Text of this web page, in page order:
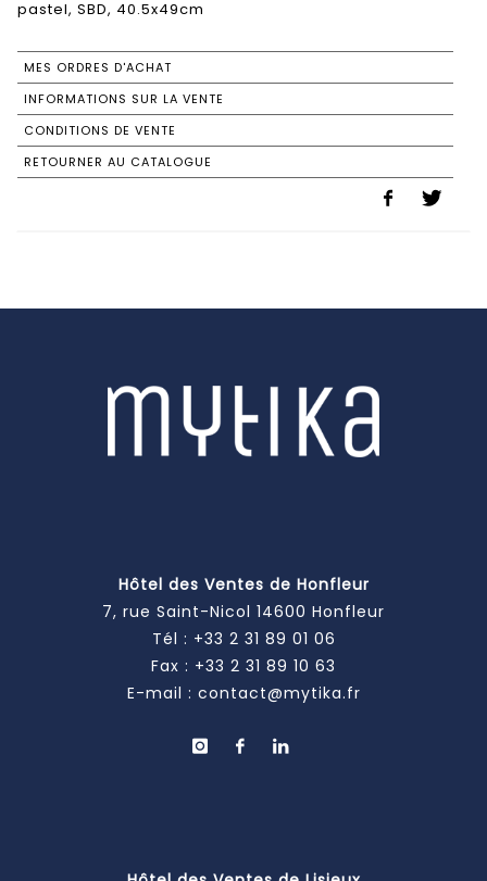
pastel, SBD, 40.5x49cm
MES ORDRES D'ACHAT
INFORMATIONS SUR LA VENTE
CONDITIONS DE VENTE
RETOURNER AU CATALOGUE
Hôtel des Ventes de Honfleur
7, rue Saint-Nicol 14600 Honfleur
Tél : +33 2 31 89 01 06
Fax : +33 2 31 89 10 63
E-mail : contact@mytika.fr